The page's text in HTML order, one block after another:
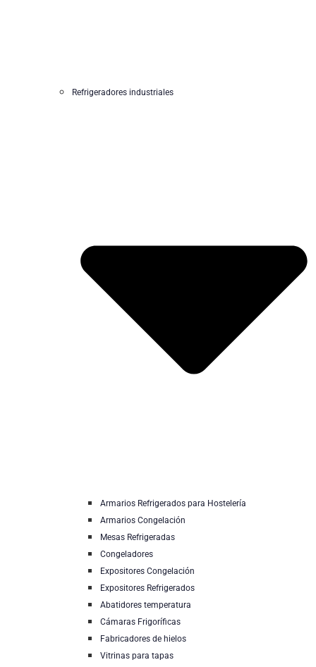
Refrigeradores industriales
Armarios Refrigerados para Hostelería
Armarios Congelación
Mesas Refrigeradas
Congeladores
Expositores Congelación
Expositores Refrigerados
Abatidores temperatura
Cámaras Frigoríficas
Fabricadores de hielos
Vitrinas para tapas